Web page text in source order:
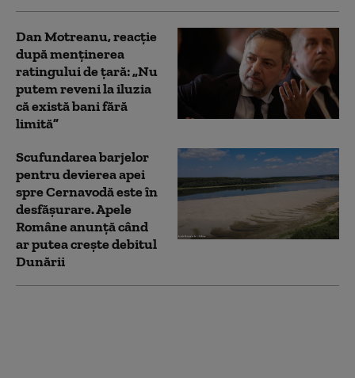
Dan Motreanu, reacție
după menținerea
ratingului de țară: „Nu
putem reveni la iluzia
că există bani fără
limită”
Scufundarea barjelor
pentru devierea apei
spre Cernavodă este în
desfășurare. Apele
Române anunță când
ar putea crește debitul
Dunării